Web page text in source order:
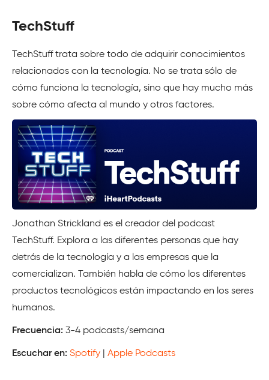
TechStuff
TechStuff trata sobre todo de adquirir conocimientos
relacionados con la tecnología. No se trata sólo de
cómo funciona la tecnología, sino que hay mucho más
sobre cómo afecta al mundo y otros factores.
Jonathan Strickland es el creador del podcast
TechStuff. Explora a las diferentes personas que hay
detrás de la tecnología y a las empresas que la
comercializan. También habla de cómo los diferentes
productos tecnológicos están impactando en los seres
humanos.
Frecuencia: 3-4 podcasts/semana
Escuchar en: Spotify Apple Podcasts